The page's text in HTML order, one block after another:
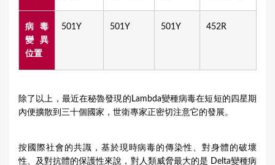
病毒
變異
位置
501Y 501Y 501Y 452R
除了以上，最近在秘魯發現的Lambda變種病毒在短短的四星期
內便擴散到三十個國家，世衛專家正密切注意它的發展。
按國際社會的共識，基於現時病毒的傳染性、對身體的破壞
性、及對抗體的保護性來說，對人類威脅最大的是 Delta變種病